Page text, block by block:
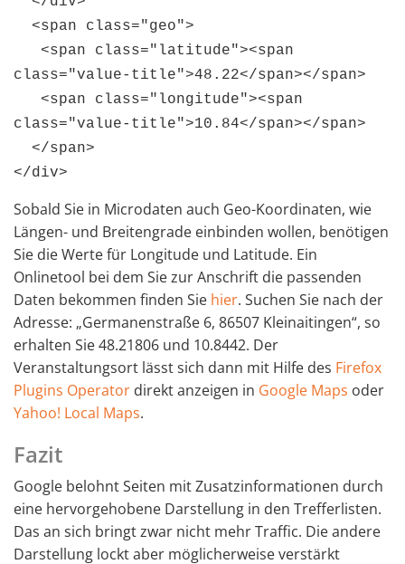
<span class="geo">
<span class="latitude"><span
class="value-title">48.22</span></span>
<span class="longitude"><span
class="value-title">10.84</span></span>
</span>
</div>
Sobald Sie in Microdaten auch Geo-Koordinaten, wie
Längen- und Breitengrade einbinden wollen, benötigen
Sie die Werte für Longitude und Latitude. Ein
Onlinetool bei dem Sie zur Anschrift die passenden
Daten bekommen finden Sie hier. Suchen Sie nach der
Adresse: „Germanenstraße 6, 86507 Kleinaitingen“, so
erhalten Sie 48.21806 und 10.8442. Der
Veranstaltungsort lässt sich dann mit Hilfe des Firefox
Plugins Operator direkt anzeigen in Google Maps oder
Yahoo! Local Maps.
Fazit
Google belohnt Seiten mit Zusatzinformationen durch
eine hervorgehobene Darstellung in den Trefferlisten.
Das an sich bringt zwar nicht mehr Traffic. Die andere
Darstellung lockt aber möglicherweise verstärkt